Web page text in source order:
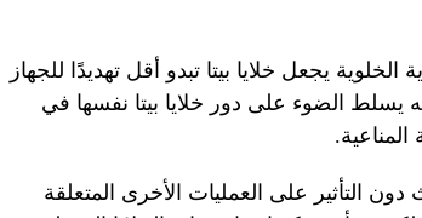
يجعل خلايا بيتا تبدو أقل تهديدًا للجهاز
الضوء على دور خلايا بيتا نفسها في
دون التأثير على العمليات الأخرى المتعلقة